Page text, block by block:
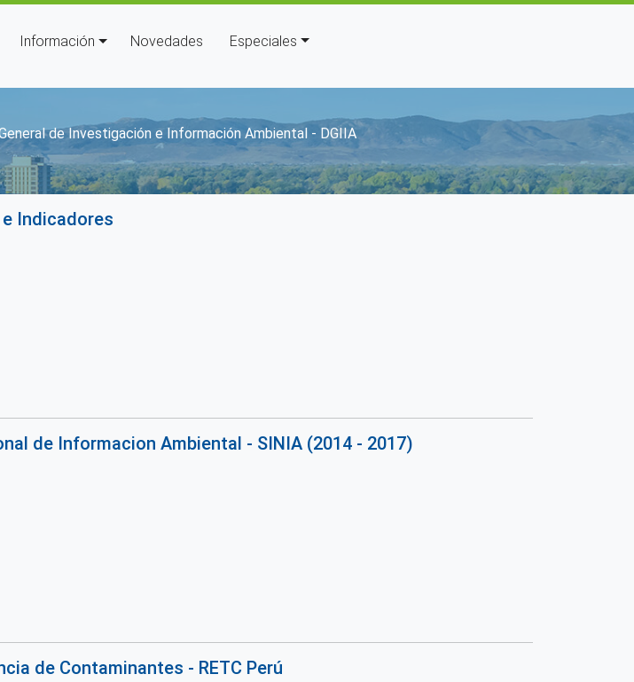
Información Novedades Especiales
ayuda a la navegación
de Investigación e Información Ambiental - DGIIA
Indicadores
de Informacion Ambiental - SINIA (2014 - 2017)
de Contaminantes - RETC Perú